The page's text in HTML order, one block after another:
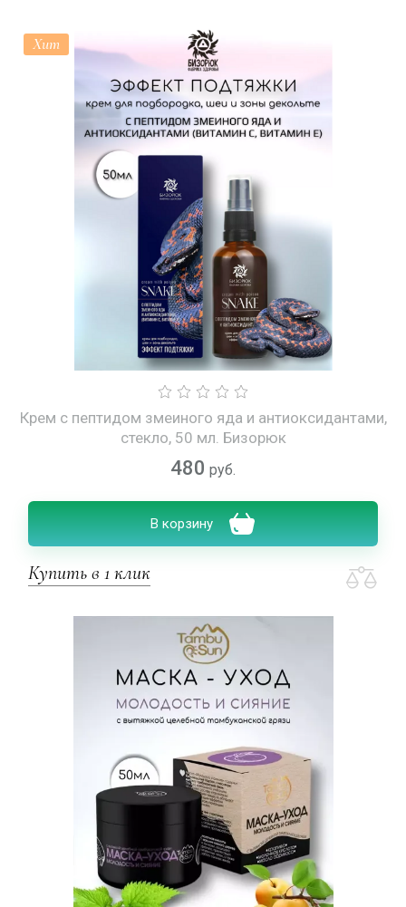
Хит
Крем с пептидом змеиного яда и антиоксидантами,
стекло, 50 мл. Бизорюк
480 руб.
В корзину
Купить в 1 клик